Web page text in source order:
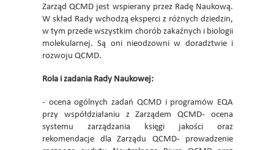
Zarząd QCMD jest wspierany przez Radę Naukową.
W skład Rady wchodzą eksperci z różnych dziedzin,
w tym przede wszystkim chorób zakaźnych i biologii
molekularnej. Są oni nieodzowni w doradztwie i
rozwoju QCMD.
Rola i zadania Rady Naukowej:
- ocena ogólnych zadań QCMD i programów EQA
przy współdziałaniu z Zarządem QCMD- ocena
systemu zarządzania księgi jakości oraz
rekomendacje dla Zarządu QCMD- prowadzenie